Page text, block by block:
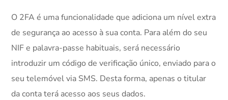
O 2FA é uma funcionalidade que adiciona um nível extra
de segurança ao acesso à sua conta. Para além do seu
NIF e palavra-passe habituais, será necessário
introduzir um código de verificação único, enviado para o
seu telemóvel via SMS. Desta forma, apenas o titular
da conta terá acesso aos seus dados.